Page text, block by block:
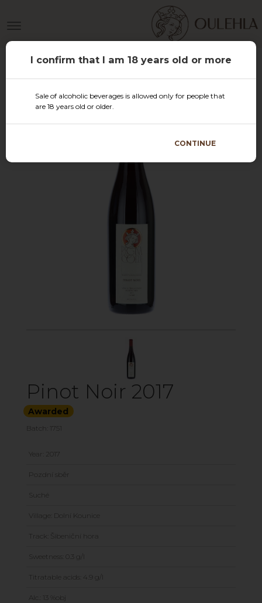
I confirm that I am 18 years old or more
Sale of alcoholic beverages is allowed only for people that
are 18 years old or older.
CONTINUE
Pinot Noir 2017
Awarded
Batch: 1751
Year: 2017
Pozdní sběr
Suché
Village: Dolní Kounice
Track: Šibeniční hora
Sweetness: 0.3 g/l
Titratable acids: 4.9 g/l
Alc.: 13 %obj